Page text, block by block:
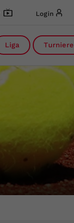
Login
Liga Turniere